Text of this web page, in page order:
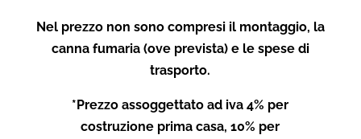
Nel prezzo non sono compresi il montaggio, la
canna fumaria (ove prevista) e le spese di
trasporto.
*Prezzo assoggettato ad iva 4% per
costruzione prima casa, 10% per